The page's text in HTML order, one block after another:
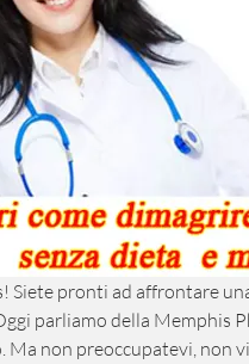
Siete pronti ad affrontare
parliamo della Memphis
Ma non preoccupatevi, non